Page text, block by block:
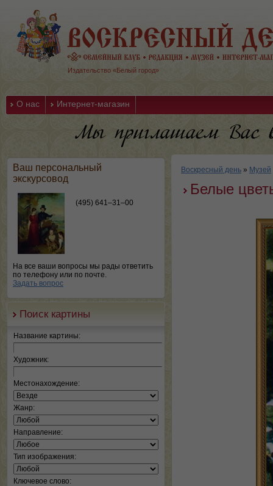
Издательство «Белый город»
О нас Интернет-магазин
Ваш персональный
экскурсовод
(495) 641–31–00
На все ваши вопросы мы рады ответить
по телефону или по почте.
Задать вопрос
Поиск картины
Название картины:
Художник:
Местонахождение:
Жанр:
Направление:
Тип изображения:
Ключевое слово:
Воскресный день » Музей
Белые